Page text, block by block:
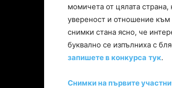
момичета от цялата страна,
увереност и отношение към
снимки стана ясно, че
буквално се изпълниха с
запишете в конкурса тук.
Снимки на първите